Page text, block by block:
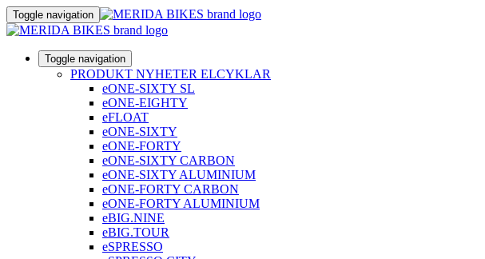
Toggle navigation
Toggle navigation
PRODUKT NYHETER ELCYKLAR
eONE-SIXTY SL
eONE-EIGHTY
eFLOAT
eONE-SIXTY
eONE-FORTY
eONE-SIXTY CARBON
eONE-SIXTY ALUMINIUM
eONE-FORTY CARBON
eONE-FORTY ALUMINIUM
eBIG.NINE
eBIG.TOUR
eSPRESSO